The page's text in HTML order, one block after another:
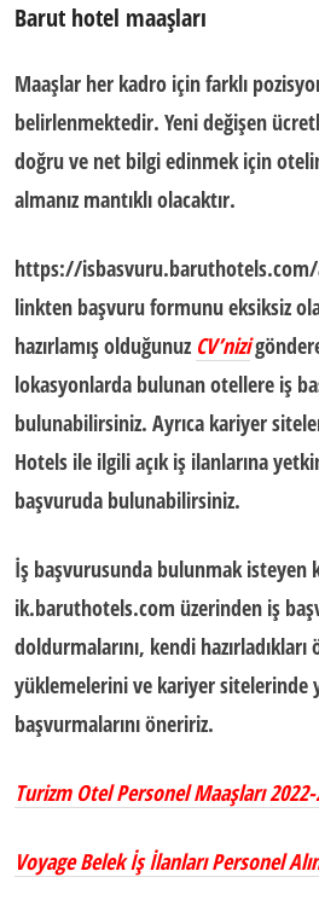
Barut hotel maaşları
Maaşlar her kadro için farklı
belirlenmektedir. Yeni değişen
doğru ve net bilgi edinmek için
almanız mantıklı olacaktır.
https://
linkten başvuru formunu eksiksiz
hazırlamış olduğunuz CV’nizi
lokasyonlarda bulunan otellere iş
bulunabilirsiniz. Ayrıca kariyer
Hotels ile ilgili açık iş ilanlarına
başvuruda bulunabilirsiniz.
İş başvurusunda bulunmak isteyen
ik.baruthotels.com üzerinden iş
doldurmalarını, kendi
yüklemelerini ve kariyer sitelerinde
başvurmalarını öneririz.
Turizm Otel Personel Maaşları
Voyage Belek İş İlanları Personel